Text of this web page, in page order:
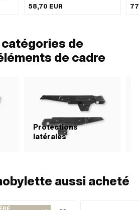
58,70 EUR
de
de cadre
Protections
latérales
aussi acheté